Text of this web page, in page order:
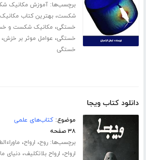
برچسب‌ها:آموزش مکانیک
شکست،بهترین کتاب
خستگی، مکانیک شکست و
خستگی، عوامل موثر بر خزش،
خستگی
دانلود کتاب ویجا
موضوع:کتاب‌های علمی
۳۸ صفحه
برچسب‌ها:روح، ارواح،
ارواح، ارواح بلاتکلیف،دنیای